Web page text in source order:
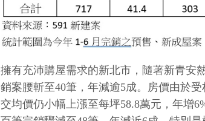
擁有充沛購屋需求的新北市，隨著新青安
銷案腰斬至40筆，年減逾5成。房價由於
交均價仍小幅上漲至每坪58.8萬元，年增